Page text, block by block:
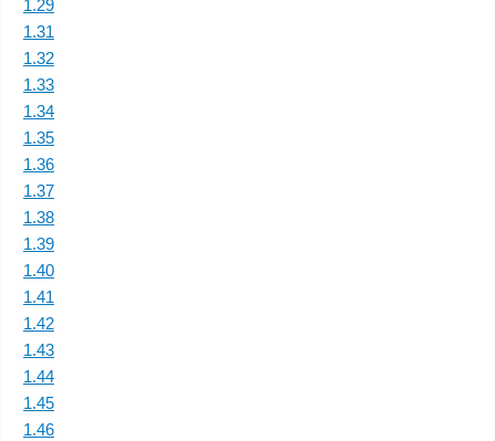
1.29
1.31
1.32
1.33
1.34
1.35
1.36
1.37
1.38
1.39
1.40
1.41
1.42
1.43
1.44
1.45
1.46